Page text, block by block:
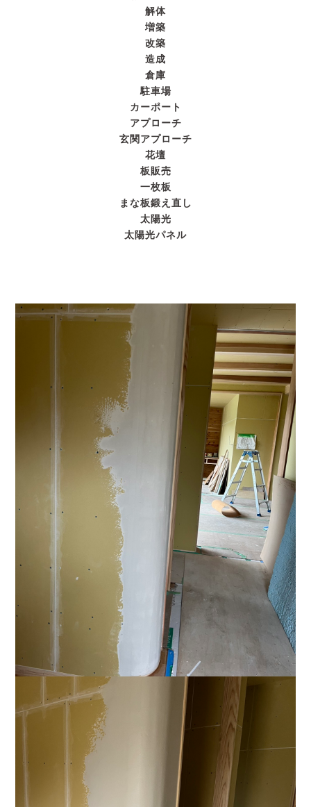
解体
増築
改築
造成
倉庫
駐車場
カーポート
アプローチ
玄関アプローチ
花壇
板販売
一枚板
まな板鍛え直し
太陽光
太陽光パネル